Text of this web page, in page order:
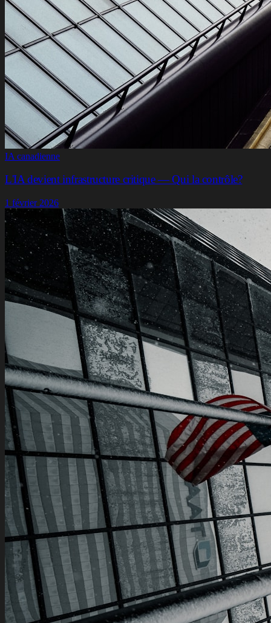
IA canadienne
L'IA devient infrastructure critique — Qui la contrôle?
1 février 2026